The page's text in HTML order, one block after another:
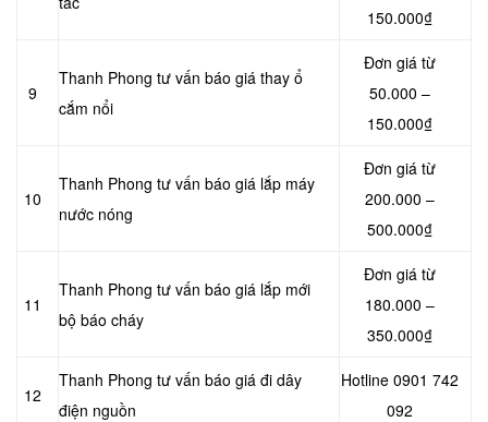
150.000₫
9
Thanh Phong tư vấn báo giá thay ổ
cắm nổi
Đơn giá từ
50.000 –
150.000₫
10
Thanh Phong tư vấn báo giá lắp máy
nước nóng
Đơn giá từ
200.000 –
500.000₫
11
Thanh Phong tư vấn báo giá lắp mới
bộ báo cháy
Đơn giá từ
180.000 –
350.000₫
12
Thanh Phong tư vấn báo giá đi dây
điện nguồn
Hotline 0901 742
092